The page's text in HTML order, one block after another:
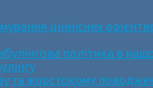
ціннісних
політика в
та жорстокому